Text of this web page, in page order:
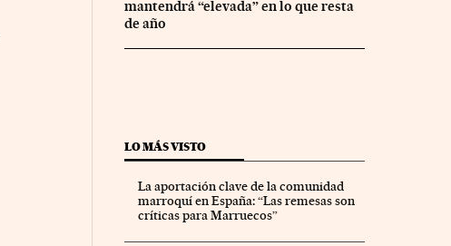
mantendrá “elevada” en lo que resta
de año
LO MÁS VISTO
La aportación clave de la comunidad
marroquí en España: “Las remesas son
críticas para Marruecos”